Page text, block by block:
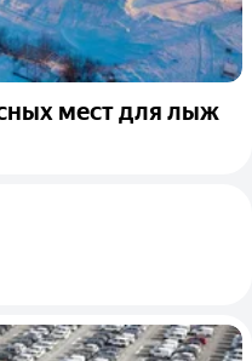
мест для лыж